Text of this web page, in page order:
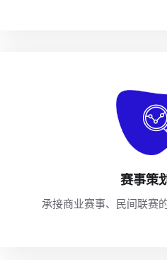
赛事策
承接商业赛事、民间联赛